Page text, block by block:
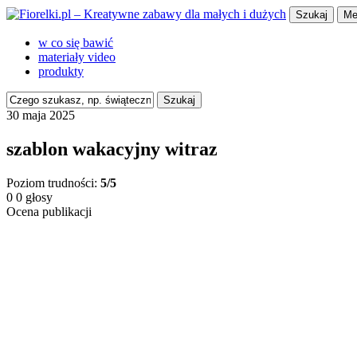
Szukaj
w co się bawić
materiały video
produkty
Szukaj
30 maja 2025
szablon wakacyjny witraz
Poziom trudności: 5/5
0 0 głosy
Ocena publikacji